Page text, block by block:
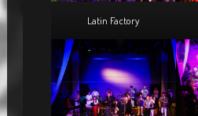
Latin Factory